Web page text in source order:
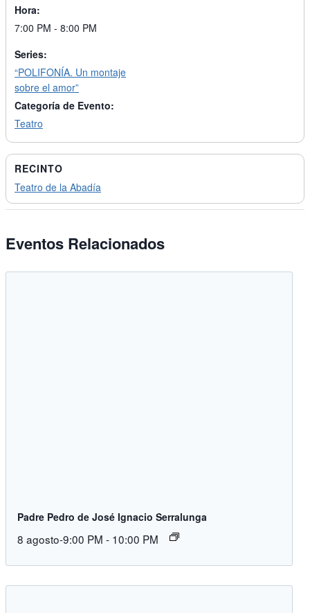
Hora:
7:00 PM - 8:00 PM
Series:
“POLIFONÍA. Un montaje
sobre el amor”
Categoría de Evento:
Teatro
RECINTO
Teatro de la Abadía
Eventos Relacionados
Padre Pedro de José Ignacio Serralunga
8 agosto-9:00 PM - 10:00 PM